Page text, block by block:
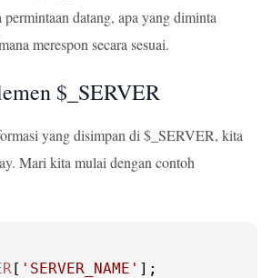
datang, apa yang diminta
merespon secara sesuai.
$_SERVER
yang disimpan di $_SERVER, kita
Mari kita mulai dengan contoh
[ 'SERVER_NAME'